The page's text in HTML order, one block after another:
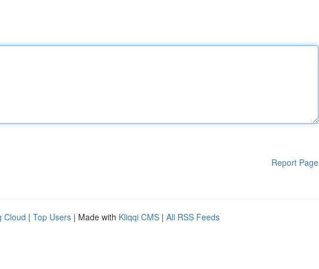
Report Page
Cloud | Top Users | Made with Kliqqi CMS | All RSS Feeds